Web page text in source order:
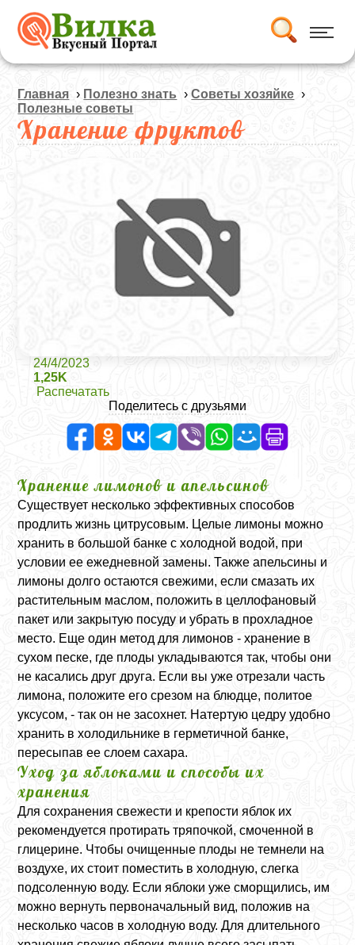
Главная › Полезно знать ›Советы хозяйке ›
Полезные советы
Хранение фруктов
24/4/2023
1,25K
Распечатать
Поделитесь с друзьями
Хранение лимонов и апельсинов
Существует несколько эффективных способов
продлить жизнь цитрусовым. Целые лимоны можно
хранить в большой банке с холодной водой, при
условии ее ежедневной замены. Также апельсины и
лимоны долго остаются свежими, если смазать их
растительным маслом, положить в целлофановый
пакет или закрытую посуду и убрать в прохладное
место. Еще один метод для лимонов - хранение в
сухом песке, где плоды укладываются так, чтобы они
не касались друг друга. Если вы уже отрезали часть
лимона, положите его срезом на блюдце, политое
уксусом, - так он не засохнет. Натертую цедру удобно
хранить в холодильнике в герметичной банке,
пересыпав ее слоем сахара.
Уход за яблоками и способы их
хранения
Для сохранения свежести и крепости яблок их
рекомендуется протирать тряпочкой, смоченной в
глицерине. Чтобы очищенные плоды не темнели на
воздухе, их стоит поместить в холодную, слегка
подсоленную воду. Если яблоки уже сморщились, им
можно вернуть первоначальный вид, положив на
несколько часов в холодную воду. Для длительного